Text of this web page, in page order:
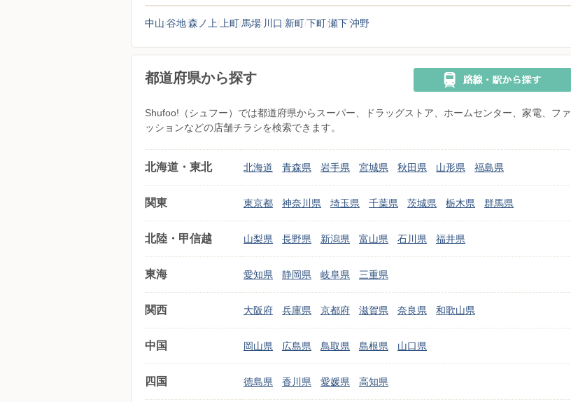
中山 谷地森ノ上 上町 馬場 川口 新町下町瀬下沖野
都道府県から探す
Shufoo!（シュフー）では都道府県からスーパー、ドラッグストア、ホームセンター、家電、ファ
ッションなどの店舗チラシを検索できます。
北海道・東北 北海道 青森県 岩手県 宮城県 秋田県 山形県 福島県
関東 東京都 神奈川県 埼玉県 千葉県 茨城県 栃木県 群馬県
北陸・甲信越 山梨県 長野県 新潟県 富山県 石川県 福井県
東海 愛知県 静岡県 岐阜県 三重県
関西 大阪府 兵庫県 京都府 滋賀県 奈良県 和歌山県
中国 岡山県 広島県 鳥取県 島根県 山口県
四国 徳島県 香川県 愛媛県 高知県